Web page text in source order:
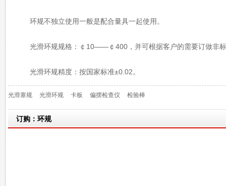
环规不独立使用一般是配合量具一起使用。
光滑环规规格：￠10——￠400，并可根据客户的需要订做非
光滑环规精度：按国家标准±0.02。
光滑塞规 光滑环规 卡板 偏摆检查仪 检验棒
订购：环规